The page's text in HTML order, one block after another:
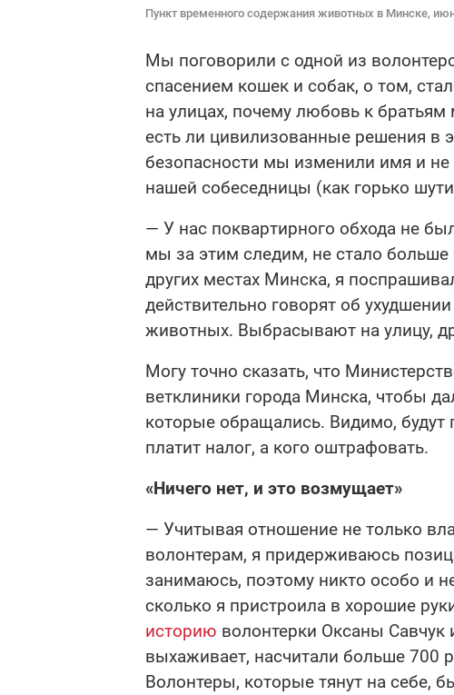
Пункт временного содержания животных в Минске,
Мы поговорили с одной из
спасением кошек и собак, о том,
на улицах, почему любовь к
есть ли цивилизованные решения в
безопасности мы изменили имя и
нашей собеседницы (как горько
— У нас поквартирного обхода не
мы за этим следим, не стало
других местах Минска, я
действительно говорят об
животных. Выбрасывают на улицу,
Могу точно сказать, что
ветклиники города Минска, чтобы
которые обращались. Видимо, будут
платит налог, а кого оштрафовать.
«Ничего нет, и это возмущает»
— Учитывая отношение не только
волонтерам, я придерживаюсь
занимаюсь, поэтому никто особо и
сколько я пристроила в хорошие
историю волонтерки Оксаны
выхаживает, насчитали больше 700
Волонтеры, которые тянут на себе,